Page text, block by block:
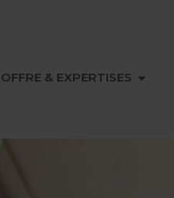
OFFRE & EXPERTISES